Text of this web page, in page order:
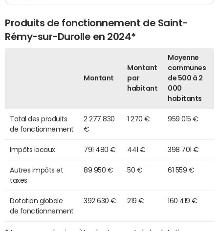
Produits de fonctionnement de Saint-
Rémy-sur-Durolle en 2024*
Montant
Montant
par
habitant
Moyenne
communes
de 500 à 2
000
habitants
Total des produits
de fonctionnement
2 277 830
€
1 270 € 959 015 €
Impôts locaux 791 480 € 441 € 398 701 €
Autres impôts et
taxes
89 950 € 50 € 61 559 €
Dotation globale
de fonctionnement
392 630 € 219 € 160 419 €